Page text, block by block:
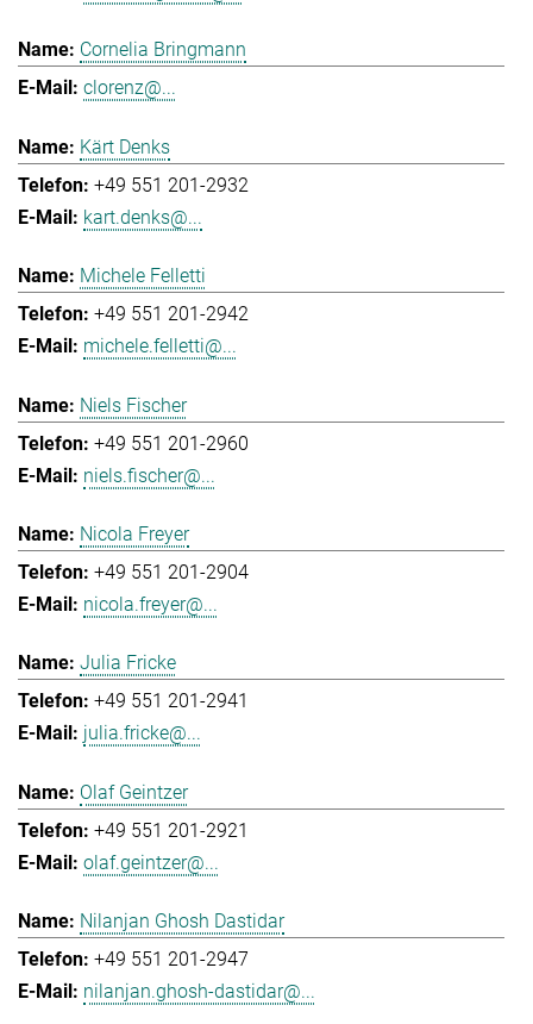
Cornelia Bringmann
clorenz@...
Kärt Denks
+49 551 201-2932
kart.denks@...
Michele Felletti
+49 551 201-2942
michele.felletti@...
Niels Fischer
+49 551 201-2960
niels.fischer@...
Nicola Freyer
+49 551 201-2904
nicola.freyer@...
Julia Fricke
+49 551 201-2941
julia.fricke@...
Olaf Geintzer
+49 551 201-2921
olaf.geintzer@...
Nilanjan Ghosh Dastidar
+49 551 201-2947
nilanjan.ghosh-dastidar@...